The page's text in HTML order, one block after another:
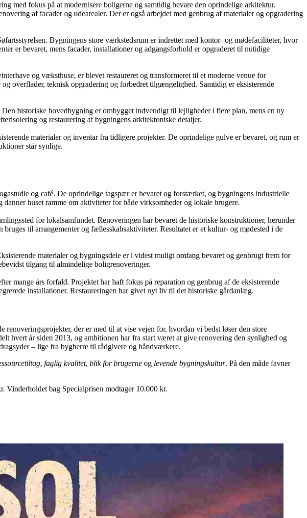
med fokus på at modernisere boligerne og samtidig bevare den oprindelige arkitektur.
af facader og udearealer. Der er også arbejdet med genbrug af materialer og opgradering
Bygningens store værkstedsrum er indrettet med kontor- og mødefaciliteter, hvor
er bevaret, mens facader, installationer og adgangsforhold er opgraderet til nutidige
og væksthuse, er blevet restaureret og transformeret til et moderne venue for
overflader, teknisk opgradering og forbedret tilgængelighed. Samtidig er eksisterende
historiske hovedbygning er ombygget indvendigt til lejligheder i flere plan, mens en ny
og restaurering af bygningens arkitektoniske detaljer.
materialer og inventar fra tidligere projekter. De oprindelige gulve er bevaret, og rum er
står synlige.
og café. De oprindelige tagspær er bevaret og forstærket, og bygningens industrielle
huset ramme om aktiviteter for både virksomheder og lokale brugere.
for lokalsamfundet. Renoveringen har bevaret de historiske konstruktioner, herunder
til arrangementer og fællesskabsaktiviteter. Resultatet er et kultur- og mødested i de
materialer og bygningsdele er i videst muligt omfang bevaret og genbrugt frem for
tilgang til almindelige boligrenoveringer.
mange års forfald. Projektet har haft fokus på reparation og genbrug af de eksisterende
installationer. Restaureringen har givet nyt liv til det historiske gårdanlæg.
der er med til at vise vejen for, hvordan vi bedst løser den store
hvert år siden 2013, og ambitionen har fra start været at give renovering den synlighed og
– lige fra bygherre til rådgivere og håndværkere.
, faglig kvalitet, blik for brugerne og levende bygningskultur. På den måde favner
Vinderholdet bag Specialprisen modtager 10.000 kr.